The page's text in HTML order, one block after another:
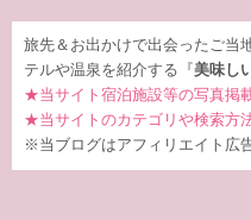
旅先＆お出かけで出会ったご当
テルや温泉を紹介する『 美味し
★当サイト宿泊施設等の写真掲
★当サイトのカテゴリや検索方
※当ブログはアフィリエイト広